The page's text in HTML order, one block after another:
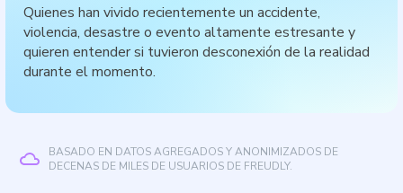
Quienes han vivido recientemente un accidente,
violencia, desastre o evento altamente estresante y
quieren entender si tuvieron desconexión de la realidad
durante el momento.
BASADO EN DATOS AGREGADOS Y ANONIMIZADOS DE
DECENAS DE MILES DE USUARIOS DE FREUDLY.